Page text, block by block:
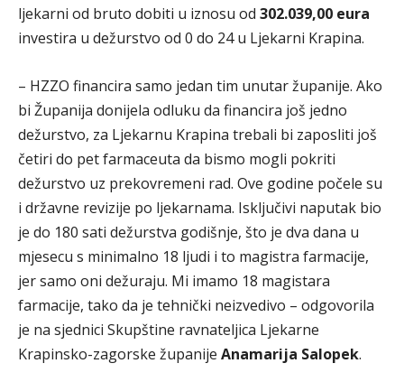
ljekarni od bruto dobiti u iznosu od 302.039,00 eura
investira u dežurstvo od 0 do 24 u Ljekarni Krapina.
– HZZO financira samo jedan tim unutar županije. Ako
bi Županija donijela odluku da financira još jedno
dežurstvo, za Ljekarnu Krapina trebali bi zaposliti još
četiri do pet farmaceuta da bismo mogli pokriti
dežurstvo uz prekovremeni rad. Ove godine počele su
i državne revizije po ljekarnama. Isključivi naputak bio
je do 180 sati dežurstva godišnje, što je dva dana u
mjesecu s minimalno 18 ljudi i to magistra farmacije,
jer samo oni dežuraju. Mi imamo 18 magistara
farmacije, tako da je tehnički neizvedivo – odgovorila
je na sjednici Skupštine ravnateljica Ljekarne
Krapinsko-zagorske županije Anamarija Salopek.